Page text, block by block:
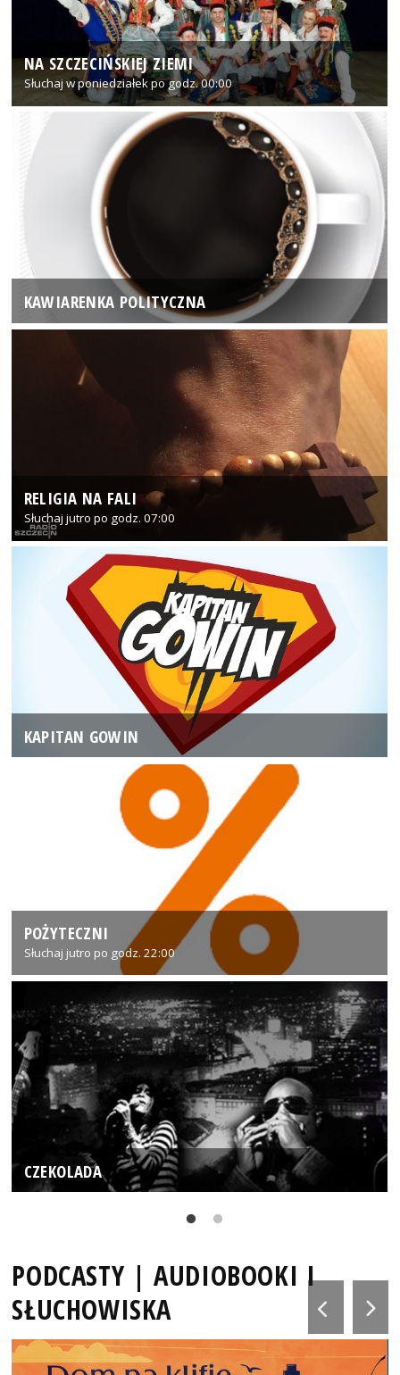
NA SZCZECIŃSKIEJ ZIEMI
Słuchaj w poniedziałek po godz. 00:00
KAWIARENKA POLITYCZNA
RELIGIA NA FALI
Słuchaj jutro po godz. 07:00
KAPITAN GOWIN
POŻYTECZNI
Słuchaj jutro po godz. 22:00
CZEKOLADA
PODCASTY | AUDIOBOOKI I
SŁUCHOWISKA